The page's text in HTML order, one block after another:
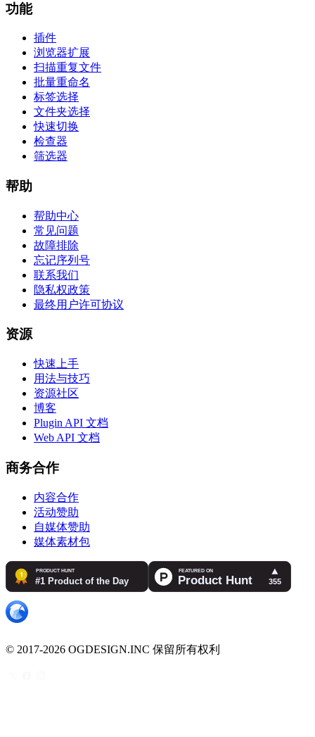
功能
插件
浏览器扩展
扫描重复文件
批量重命名
标签选择
文件夹选择
快速切换
检查器
筛选器
帮助
帮助中心
常见问题
故障排除
忘记序列号
联系我们
隐私权政策
最终用户许可协议
资源
快速上手
用法与技巧
资源社区
博客
Plugin API 文档
Web API 文档
商务合作
内容合作
活动赞助
自媒体赞助
媒体素材包
© 2017-2026 OGDESIGN.INC 保留所有权利